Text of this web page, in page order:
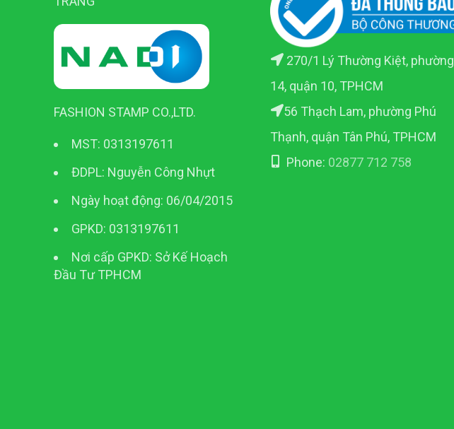
FASHION STAMP CO.,LTD.
MST: 0313197611
ĐDPL: Nguyễn Công Nhựt
Ngày hoạt động: 06/04/2015
GPKD: 0313197611
Nơi cấp GPKD: Sở Kế Hoạch
Đầu Tư TPHCM
270/1 Lý Thường Kiệt, phường
14, quận 10, TPHCM
56 Thạch Lam, phường Phú
Thạnh, quận Tân Phú, TPHCM
Phone: 02877 712 758